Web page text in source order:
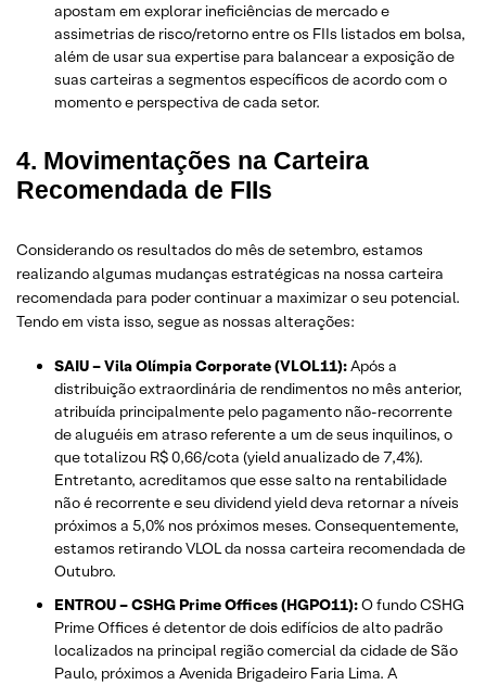
apostam em explorar ineficiências de mercado e
assimetrias de risco/retorno entre os FIIs listados em bolsa,
além de usar sua expertise para balancear a exposição de
suas carteiras a segmentos específicos de acordo com o
momento e perspectiva de cada setor.
4. Movimentações na Carteira
Recomendada de FIIs
Considerando os resultados do mês de setembro, estamos
realizando algumas mudanças estratégicas na nossa carteira
recomendada para poder continuar a maximizar o seu potencial.
Tendo em vista isso, segue as nossas alterações:
SAIU – Vila Olímpia Corporate (VLOL11):Após a
distribuição extraordinária de rendimentos no mês anterior,
atribuída principalmente pelo pagamento não-recorrente
de aluguéis em atraso referente a um de seus inquilinos, o
que totalizou R$ 0,66/cota (yield anualizado de 7,4%).
Entretanto, acreditamos que esse salto na rentabilidade
não é recorrente e seu dividend yield deva retornar a níveis
próximos a 5,0% nos próximos meses. Consequentemente,
estamos retirando VLOL da nossa carteira recomendada de
Outubro.
ENTROU – CSHG Prime Offices (HGPO11):O fundo CSHG
Prime Offices é detentor de dois edifícios de alto padrão
localizados na principal região comercial da cidade de São
Paulo, próximos a Avenida Brigadeiro Faria Lima. A